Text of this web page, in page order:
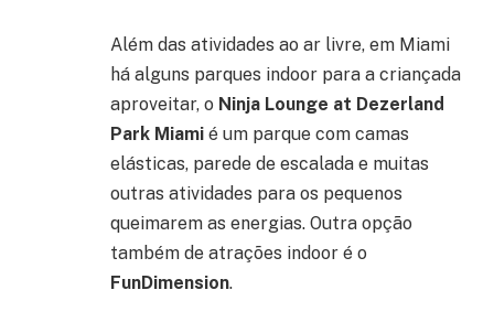
Além das atividades ao ar livre, em Miami
há alguns parques indoor para a criançada
aproveitar, o Ninja Lounge at Dezerland
Park Miami é um parque com camas
elásticas, parede de escalada e muitas
outras atividades para os pequenos
queimarem as energias. Outra opção
também de atrações indoor é o
FunDimension.